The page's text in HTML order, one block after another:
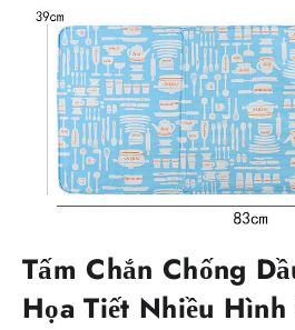
Tấm Chắn Chống
Họa Tiết Nhiều